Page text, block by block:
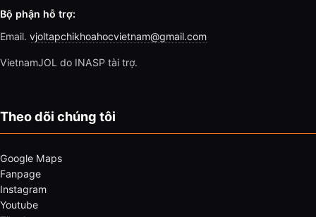
Bộ phận hỗ trợ:
Email. vjoltapchikhoahocvietnam@gmail.com
VietnamJOL do INASP tài trợ.
Theo dõi chúng tôi
Google Maps
Fanpage
Instagram
Youtube